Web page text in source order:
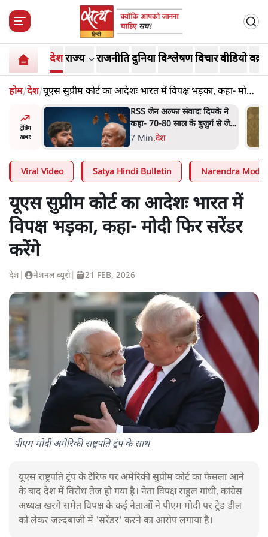
देशराज्य राजनीतिदुनियाविश्लेषणविचारवीडियो
होम/देश/यूएस सुप्रीम कोर्ट का आदेशः भारत में विपक्ष भड़का, कहा- मोदी
फिर सरेंडर करेंगे
ट्रेंडिंग
ख़बर
दिपके ने
से जेन
'गूंगी गुड़िया' वाले तंज पर एनसीपी
ने कांग्रेस से पूछा- क्या आप इंदिरा
गांधी का अपमान सही मानते हैं?
5 Min.महाराष्ट्र
Viral Video Satya Hindi Bulletin Narendra Modi
यूएस सुप्रीम कोर्ट का आदेशः भारत में
विपक्ष भड़का, कहा- मोदी फिर सरेंडर
करेंगे
देश नेशनल ब्यूरो 21 FEB, 2026
पीएम मोदी अमेरिकी राष्ट्रपति ट्रंप के साथ
यूएस राष्ट्रपति ट्रंप के टैरिफ पर अमेरिकी सुप्रीम कोर्ट का फैसला आने
के बाद देश में विरोध तेज हो गया है। नेता विपक्ष राहुल गांधी, कांग्रेस
अध्यक्ष खरगे समेत विपक्ष के कई नेताओं ने पीएम मोदी पर ट्रेड डील
को लेकर जल्दबाजी में 'सरेंडर' करने का आरोप लगाया है।